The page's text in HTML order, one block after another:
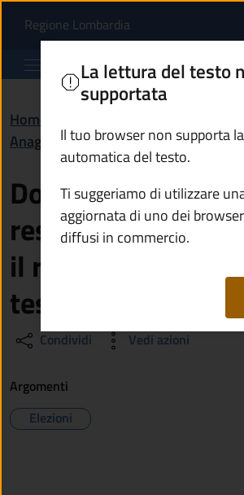
Dopo aver
Regione Lombardia(apre in un'altra
Comune di Ono San
Home
Anagrafe e stato civile
Dopo aver
residenza dovrò
il rilascio di una
tessera elettorale?
Condividi Vedi azioni
La lettura del testo
supportata
Il tuo browser non supporta
automatica del testo.
Ti suggeriamo di utilizzare
aggiornata di uno dei
diffusi in commercio.
Argomenti
Elezioni